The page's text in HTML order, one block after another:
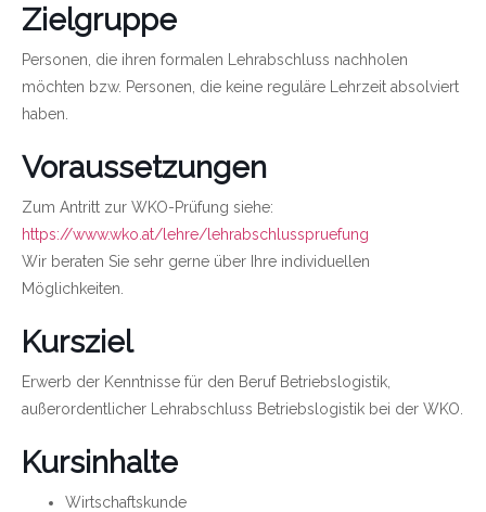
Zielgruppe
Personen, die ihren formalen Lehrabschluss nachholen
möchten bzw. Personen, die keine reguläre Lehrzeit absolviert
haben.
Voraussetzungen
Zum Antritt zur WKO-Prüfung siehe:
https://www.wko.at/lehre/lehrabschlusspruefung
Wir beraten Sie sehr gerne über Ihre individuellen
Möglichkeiten.
Kursziel
Erwerb der Kenntnisse für den Beruf Betriebslogistik,
außerordentlicher Lehrabschluss Betriebslogistik bei der WKO.
Kursinhalte
Wirtschaftskunde